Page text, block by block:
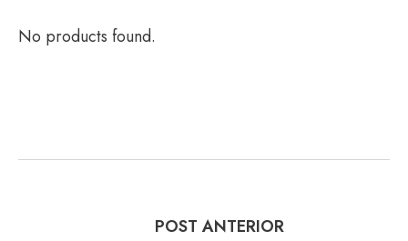
No products found.
POST ANTERIOR